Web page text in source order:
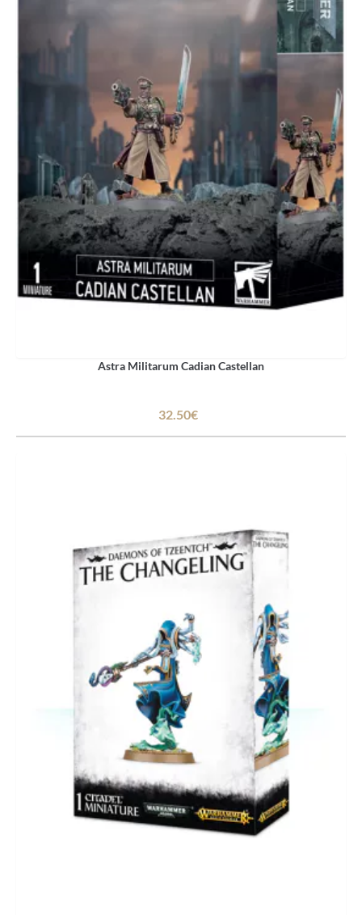
Astra Militarum Cadian Castellan
32.50€